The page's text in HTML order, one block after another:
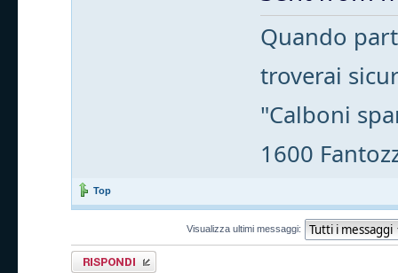
Quando
troverai
"Calboni
1600
Top
Visualizza ultimi messaggi:
Rispondi al
messaggio